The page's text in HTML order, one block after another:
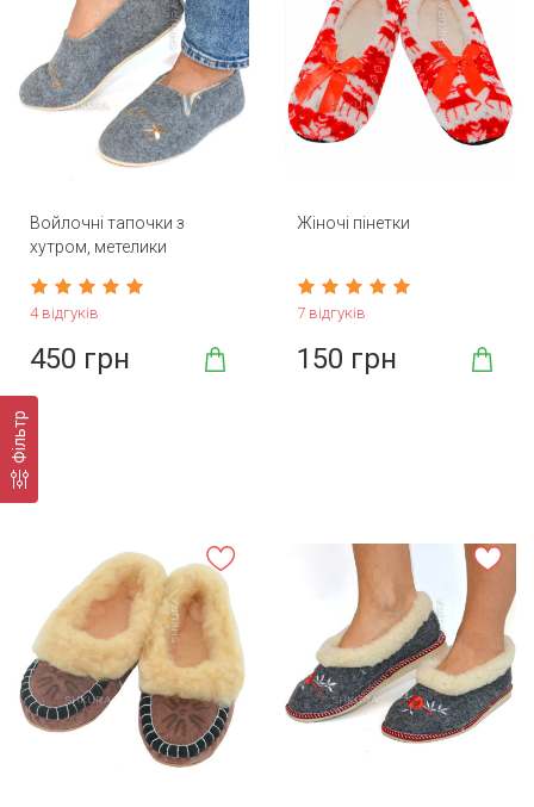
Фільтр
Войлочні тапочки з
хутром, метелики
4 відгуків
450 грн
Жіночі пінетки
7 відгуків
150 грн